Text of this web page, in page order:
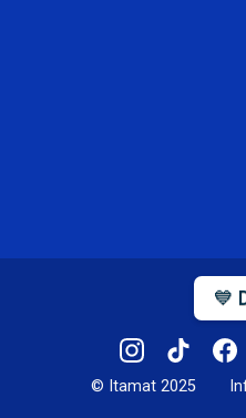
💙
© Itamat 2025